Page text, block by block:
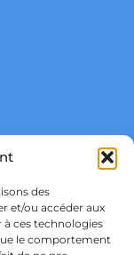
des
et/ou accéder aux
à ces technologies
le comportement